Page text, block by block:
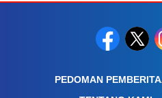
PEDOMAN